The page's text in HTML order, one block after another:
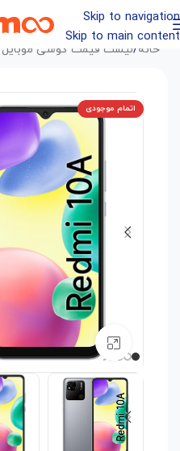
Skip to navigation
Skip to main content
خانه /لیست قیمت گوشی موبایل
اتمام موجودی
بزرگنمایی تصویر